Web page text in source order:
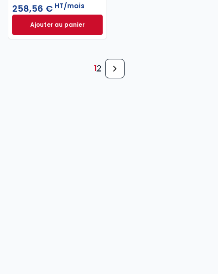
258,56 € HT/mois
Ajouter au panierElnet Droit européen des affaires à 258,56 €
12